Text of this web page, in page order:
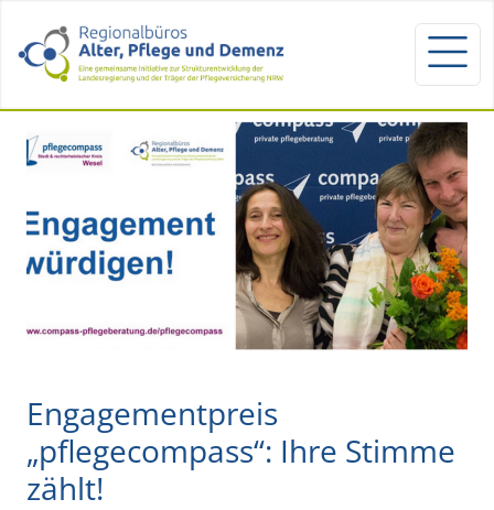
Engagementpreis
„pflegecompass“: Ihre Stimme
zählt!